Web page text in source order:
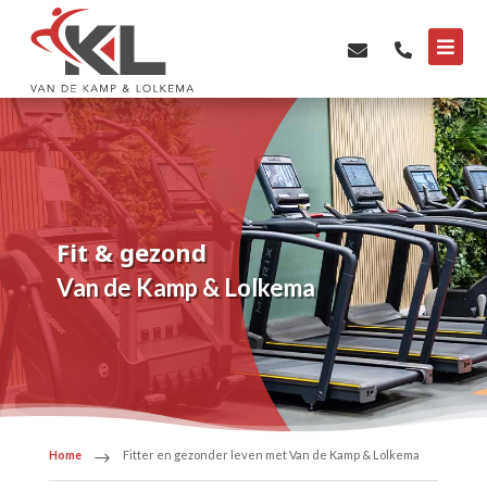
  
Fit & gezond
Van de Kamp & Lolkema
Home $ Fitter en gezonder leven met Van de Kamp & Lolkema